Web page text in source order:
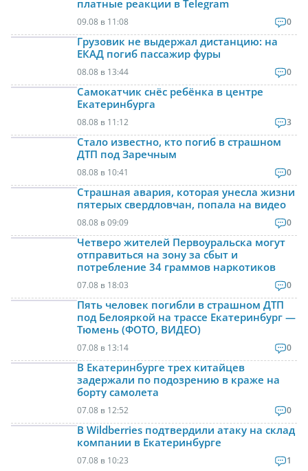
платные реакции в Telegram
09.08 в 11:08 0
Грузовик не выдержал дистанцию: на
ЕКАД погиб пассажир фуры
08.08 в 13:44 0
Самокатчик снёс ребёнка в центре
Екатеринбурга
08.08 в 11:12 3
Стало известно, кто погиб в страшном
ДТП под Заречным
08.08 в 10:41 0
Страшная авария, которая унесла жизни
пятерых свердловчан, попала на видео
08.08 в 09:09 0
Четверо жителей Первоуральска могут
отправиться на зону за сбыт и
потребление 34 граммов наркотиков
07.08 в 18:03 0
Пять человек погибли в страшном ДТП
под Белояркой на трассе Екатеринбург —
Тюмень (ФОТО, ВИДЕО)
07.08 в 13:14 0
В Екатеринбурге трех китайцев
задержали по подозрению в краже на
борту самолета
07.08 в 12:52 0
В Wildberries подтвердили атаку на склад
компании в Екатеринбурге
07.08 в 10:23 1